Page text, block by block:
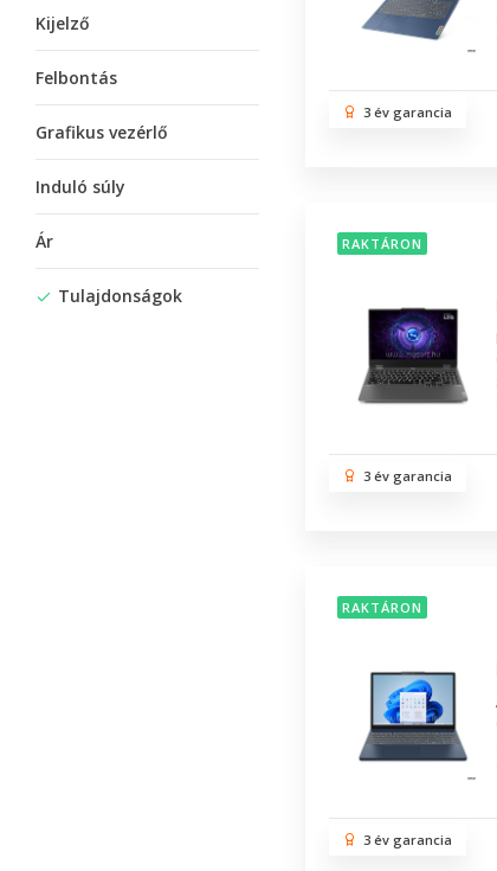
Kijelző
Felbontás
Grafikus vezérlő
Induló súly
Ár
Tulajdonságok
3 év garancia
RAKTÁRON
3 év garancia
RAKTÁRON
3 év garancia